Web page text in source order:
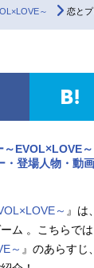
グッズ
実写化
～ 恋とプロデューサー～
～EVOL×LOVE
・登場人物・動
～ 』は
ム 。こちらで
～ 』のあらすじ